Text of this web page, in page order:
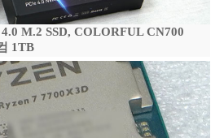
M.2 SSD, COLORFUL CN700
1TB